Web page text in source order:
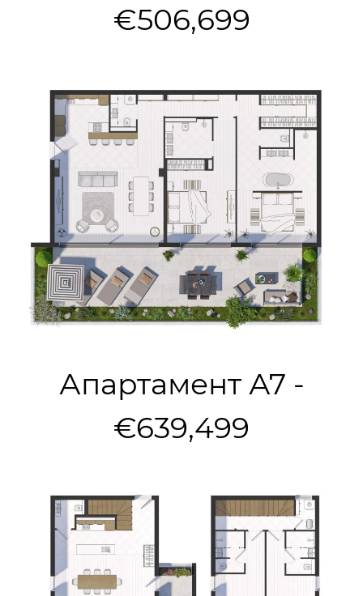
€506,699
Апартамент А7 -
€639,499